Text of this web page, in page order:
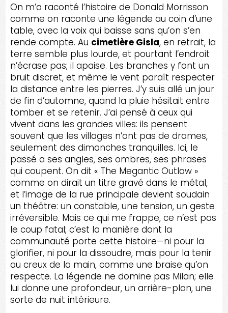
On m’a raconté l’histoire de Donald Morrisson
comme on raconte une légende au coin d’une
table, avec la voix qui baisse sans qu’on s’en
rende compte. Au cimetière Gisla, en retrait, la
terre semble plus lourde, et pourtant l’endroit
n’écrase pas; il apaise. Les branches y font un
bruit discret, et même le vent paraît respecter
la distance entre les pierres. J’y suis allé un jour
de fin d’automne, quand la pluie hésitait entre
tomber et se retenir. J’ai pensé à ceux qui
vivent dans les grandes villes: ils pensent
souvent que les villages n’ont pas de drames,
seulement des dimanches tranquilles. Ici, le
passé a ses angles, ses ombres, ses phrases
qui coupent. On dit « The Megantic Outlaw »
comme on dirait un titre gravé dans le métal,
et l’image de la rue principale devient soudain
un théâtre: un constable, une tension, un geste
irréversible. Mais ce qui me frappe, ce n’est pas
le coup fatal; c’est la manière dont la
communauté porte cette histoire—ni pour la
glorifier, ni pour la dissoudre, mais pour la tenir
au creux de la main, comme une braise qu’on
respecte. La légende ne domine pas Milan; elle
lui donne une profondeur, un arrière-plan, une
sorte de nuit intérieure.